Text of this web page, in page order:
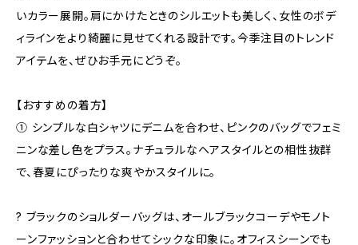
いカラー展開。肩にかけたときのシルエットも美しく、女性のボデ
ィラインをより綺麗に見せてくれる設計です。今季注目のトレンド
アイテムを、ぜひお手元にどうぞ。
【おすすめの着方】
① シンプルな白シャツにデニムを合わせ、ピンクのバッグでフェミ
ニンな差し色をプラス。ナチュラルなヘアスタイルとの相性抜群
で、春夏にぴったりな爽やかスタイルに。
? ブラックのショルダーバッグは、オールブラックコーデやモノト
ーンファッションと合わせてシックな印象に。オフィスシーンでも